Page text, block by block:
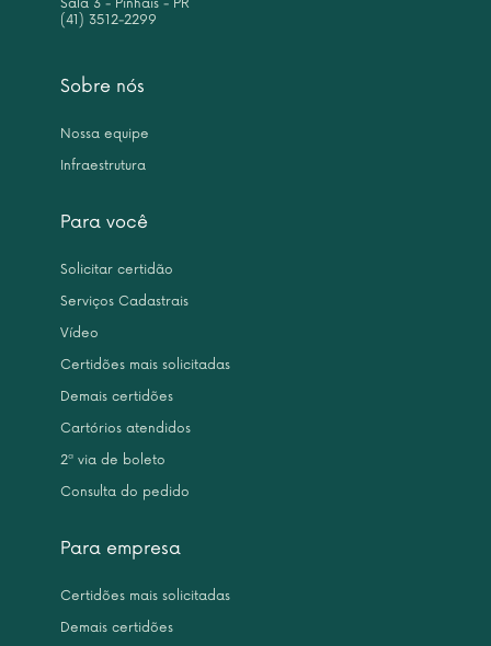
Sobre nós
Nossa equipe
Infraestrutura
Para você
Solicitar certidão
Serviços Cadastrais
Vídeo
Certidões mais solicitadas
Demais certidões
Cartórios atendidos
2ª via de boleto
Consulta do pedido
Para empresa
Certidões mais solicitadas
Demais certidões
Sala 3 - Pinhais - PR
(41) 3512-2299